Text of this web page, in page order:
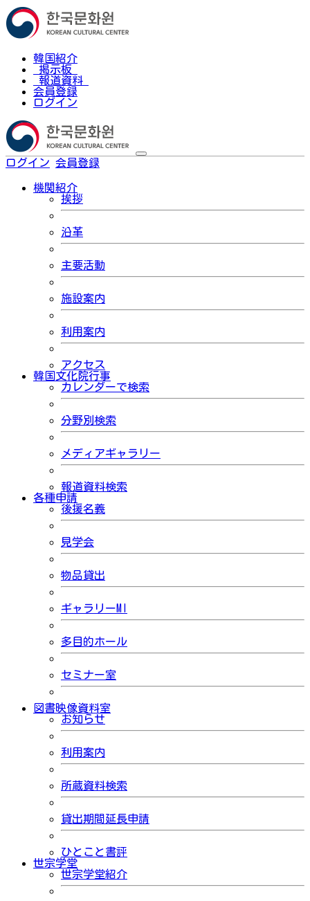
韓国紹介
掲示板
報道資料
会員登録
ログイン
ログイン 会員登録
機関紹介
挨拶
沿革
主要活動
施設案内
利用案内
アクセス
韓国文化院行事
カレンダーで検索
分野別検索
メディアギャラリー
報道資料検索
各種申請
後援名義
見学会
物品貸出
ギャラリーMI
多目的ホール
セミナー室
図書映像資料室
お知らせ
利用案内
所蔵資料検索
貸出期間延長申請
ひとこと書評
世宗学堂
世宗学堂紹介